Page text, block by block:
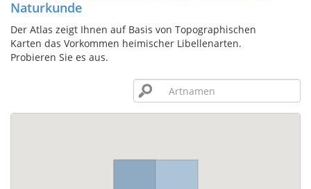
Naturkunde
Der Atlas zeigt Ihnen auf Basis von Topographischen
Karten das Vorkommen heimischer Libellenarten.
Probieren Sie es aus.